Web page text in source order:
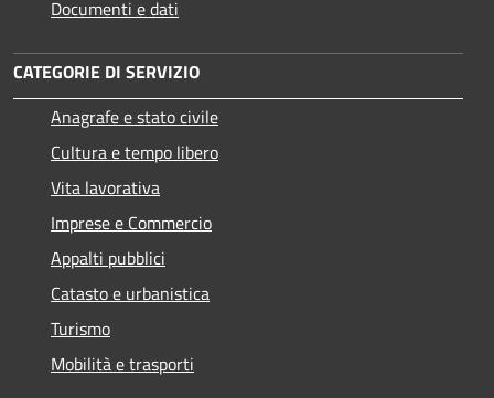
Documenti e dati
CATEGORIE DI SERVIZIO
Anagrafe e stato civile
Cultura e tempo libero
Vita lavorativa
Imprese e Commercio
Appalti pubblici
Catasto e urbanistica
Turismo
Mobilità e trasporti